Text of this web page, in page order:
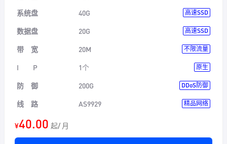
系统盘 40G 高速SSD
数据盘 20G 高速SSD
带 宽 20M 不限流量
I P 1个 原生
防 御 200G DDoS防御
线 路 AS9929 精品网络
¥40.00 起/ 月